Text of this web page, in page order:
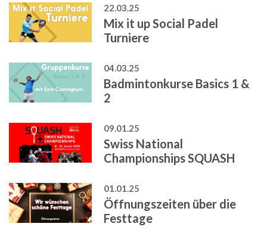
22.03.25
Mix it up Social Padel
Turniere
04.03.25
Badmintonkurse Basics 1 &
2
09.01.25
Swiss National
Championships SQUASH
01.01.25
Öffnungszeiten über die
Festtage